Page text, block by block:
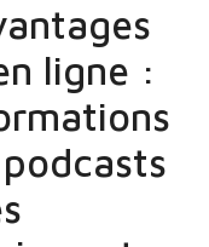
ligne :